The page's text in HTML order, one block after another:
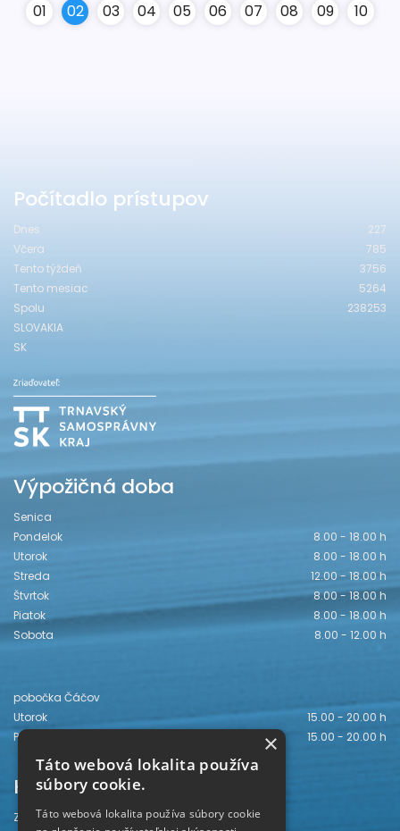
01 02 03 04 05 06 07 08 09 10
Počítadlo prístupov
Dnes
227
Včera
785
Tento týždeň
3756
Tento mesiac
5264
Spolu
238253
SLOVAKIA
SK
Výpožičná doba
Senica
Pondelok
8.00 - 18.00 h
Utorok
8.00 - 18.00 h
Streda
12.00 - 18.00 h
Štvrtok
8.00 - 18.00 h
Piatok
8.00 - 18.00 h
Sobota
8.00 - 12.00 h
pobočka Čáčov
Utorok
15.00 - 20.00 h
Piatok
15.00 - 20.00 h
Kontakt
Záhorská knižnica
×
Táto webová lokalita používa
súbory cookie.
Táto webová lokalita používa súbory cookie